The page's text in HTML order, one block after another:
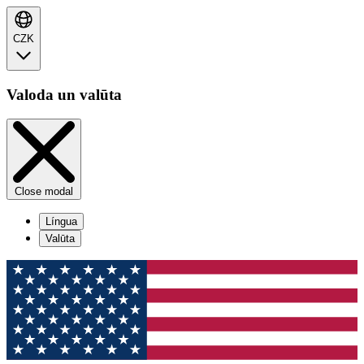
CZK
Valoda un valūta
Close modal
Língua
Valūta